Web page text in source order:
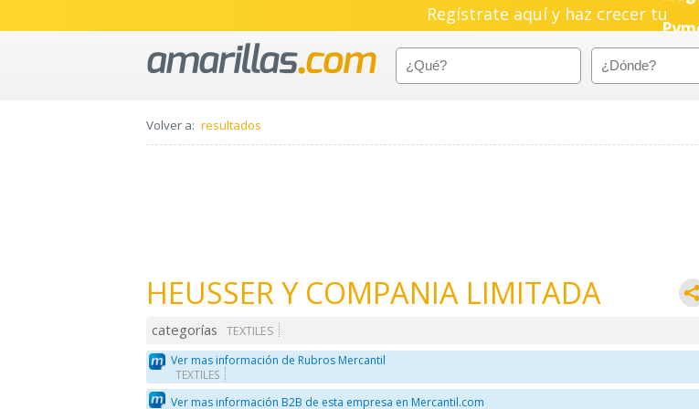
Regístrate aquí y haz crecer tu
Volver a: resultados
HEUSSER Y COMPANIA LIMITADA
categorías
TEXTILES
Ver mas información de Rubros Mercantil
TEXTILES
Ver mas información B2B de esta empresa en Mercantil.com